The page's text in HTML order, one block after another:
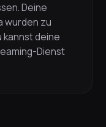
Deine
wurden zu
kannst deine
Dienst